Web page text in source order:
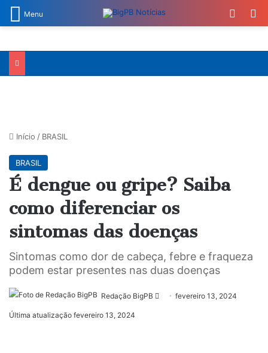
Menu
Início / BRASIL
BRASIL
É dengue ou gripe? Saiba
como diferenciar os
sintomas das doenças
Sintomas como dor de cabeça, febre e fraqueza
podem estar presentes nas duas doenças
Redação BigPB
Mandefevereiro 13, 2024
Última atualização fevereiro 13, 2024